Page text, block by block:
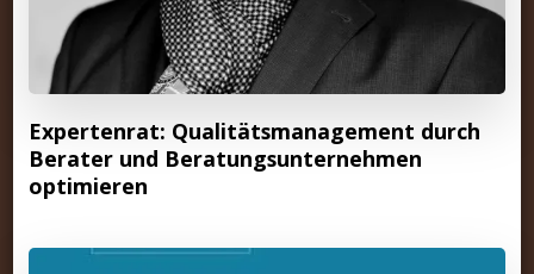
Expertenrat: Qualitätsmanagement durch
Berater und Beratungsunternehmen
optimieren